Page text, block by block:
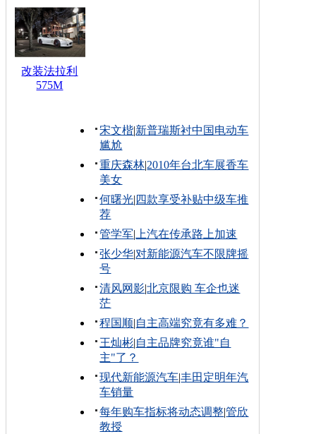
改装法拉利
575M
宋文楷|新普瑞斯衬中国电动车
尴尬
重庆森林|2010年台北车展香车
美女
何曙光| 四款享受补贴中级车推
荐
管学军| 上汽在传承路上加速
张少华|对新能源汽车不限牌摇
号
清风网影|北京限购 车企也迷
茫
程国顺|自主高端究竟有多难？
王灿彬|自主品牌究竟谁"自
主"了？
现代新能源汽车|丰田定明年汽
车销量
每年购车指标将动态调整|管欣
教授